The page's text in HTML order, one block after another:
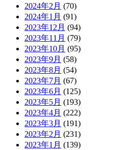
2024年2月 (70)
2024年1月 (91)
2023年12月 (94)
2023年11月 (79)
2023年10月 (95)
2023年9月 (58)
2023年8月 (54)
2023年7月 (67)
2023年6月 (125)
2023年5月 (193)
2023年4月 (222)
2023年3月 (191)
2023年2月 (231)
2023年1月 (139)